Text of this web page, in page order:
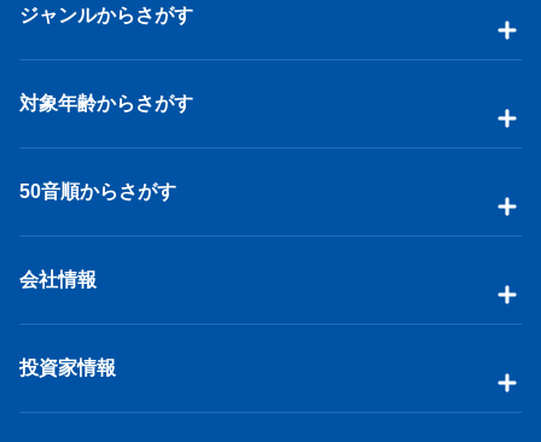
ジャンルからさがす
対象年齢からさがす
50音順からさがす
会社情報
投資家情報